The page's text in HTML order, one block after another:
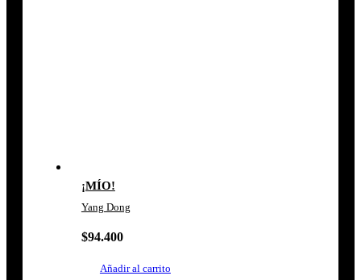
¡MÍO!
Yang Dong
$94.400
Añadir al carrito